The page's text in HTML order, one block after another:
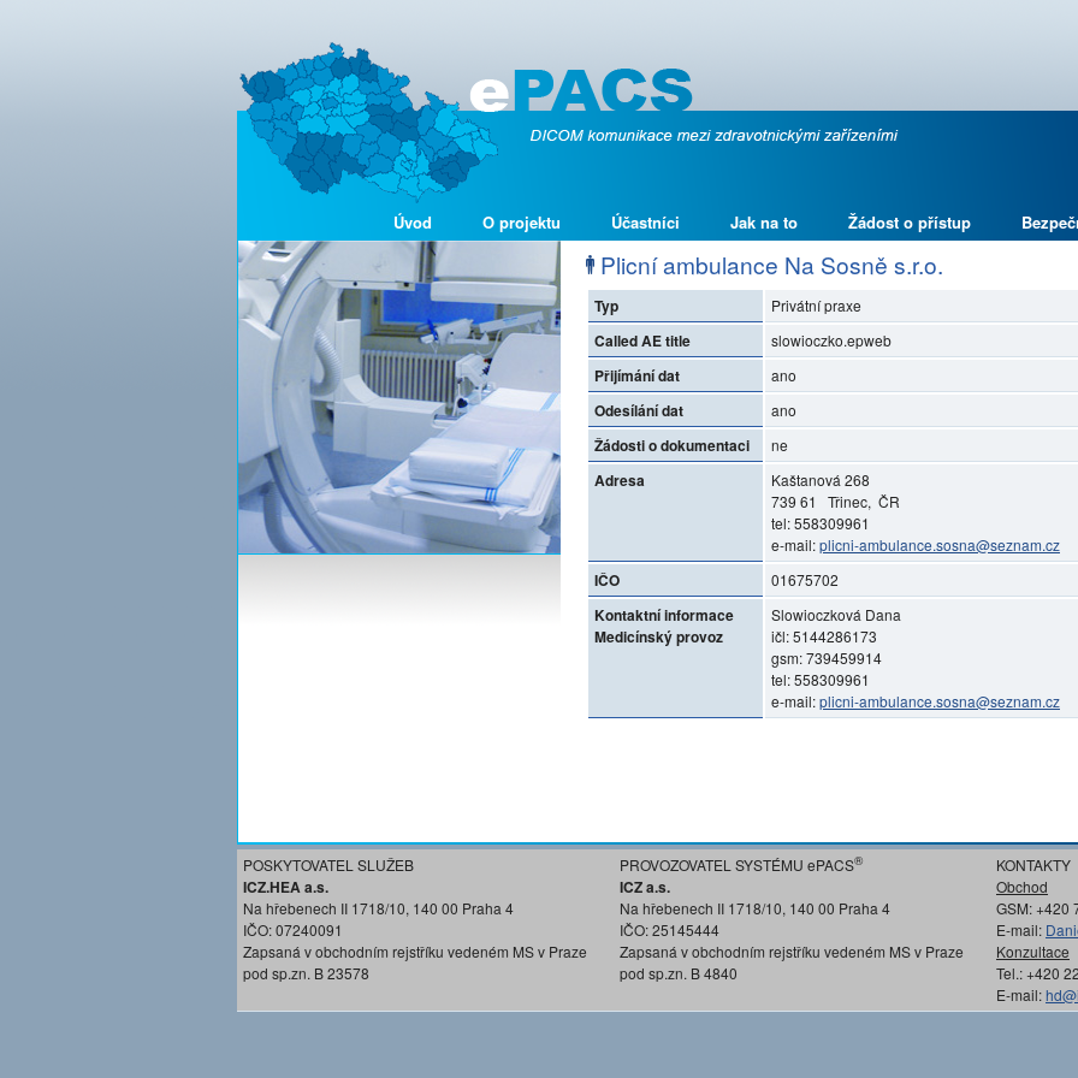
Úvod O projektu Účastníci Jak na to Žádost o přístup
Plicní ambulance Na Sosně s.r.o.
Typ Privátní praxe
Called AE title slowioczko.epweb
Přijímání dat ano
Odesílání dat ano
Žádosti o dokumentaci ne
Adresa
Kaštanová 268
739 61 Třinec, ČR
tel: 558309961
e-mail:plicni-ambulance.sosna@seznam.cz
IČO 01675702
Kontaktní informace
Medicínský provoz
Slowioczková Dana
ičl: 5144286173
gsm: 739459914
tel: 558309961
e-mail:plicni-ambulance.sosna@seznam.cz
POSKYTOVATEL SLUŽEB
ICZ.HEA a.s.
Na hřebenech II 1718/10, 140 00 Praha 4
IČO: 07240091
Zapsaná v obchodním rejstříku vedeném MS v Praze
pod sp.zn. B 23578
PROVOZOVATEL SYSTÉMU ePACS®
ICZ a.s.
Na hřebenech II 1718/10, 140 00 Praha 4
IČO: 25145444
Zapsaná v obchodním rejstříku vedeném MS v Praze
pod sp.zn. B 4840
KONTAKTY
Obchod
GSM: +420
E-mail:
Konzultace
Tel.: +420
E-mail: